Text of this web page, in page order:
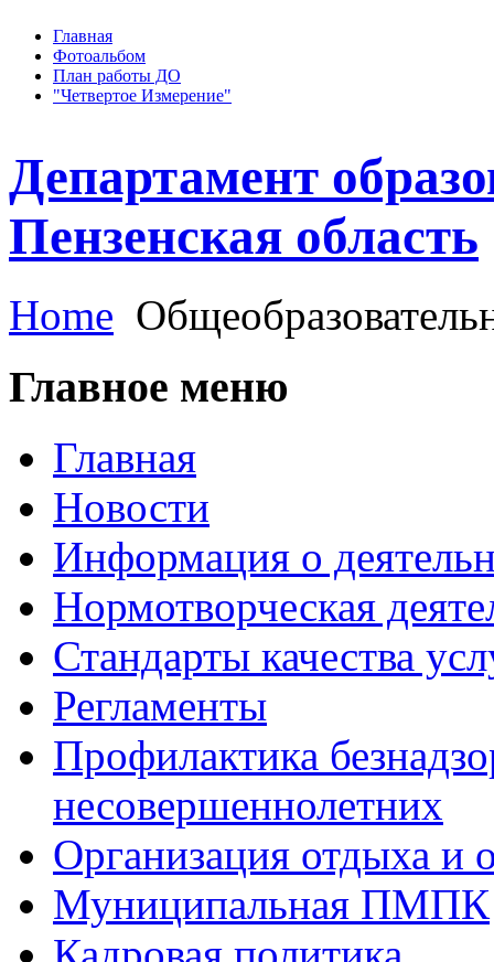
Главная
Фотоальбом
План работы ДО
"Четвертое Измерение"
Департамент
Пензенская область
Home
Главное меню
Главная
Новости
Информация о
Нормотворческая
Стандарты качества
Регламенты
Профилактика
несовершеннолетних
Организация отдыха и
Муниципальная ПМПК